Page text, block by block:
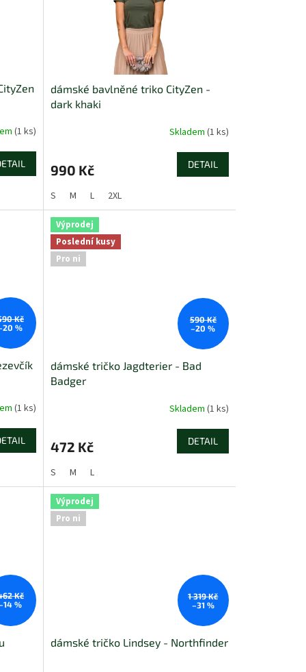
(1 ks)
dámské bavlněné triko CityZen -
dark khaki
Skladem (1 ks)
990 Kč DETAIL
S M L 2XL
Kč
%
(1 ks)
Výprodej
Poslední kusy
Pro ni
590 Kč
–20 %
dámské tričko Jagdterier - Bad
Badger
Skladem (1 ks)
472 Kč DETAIL
S M L
Kč
%
Výprodej
Pro ni
1 319 Kč
–31 %
dámské tričko Lindsey - Northfinder